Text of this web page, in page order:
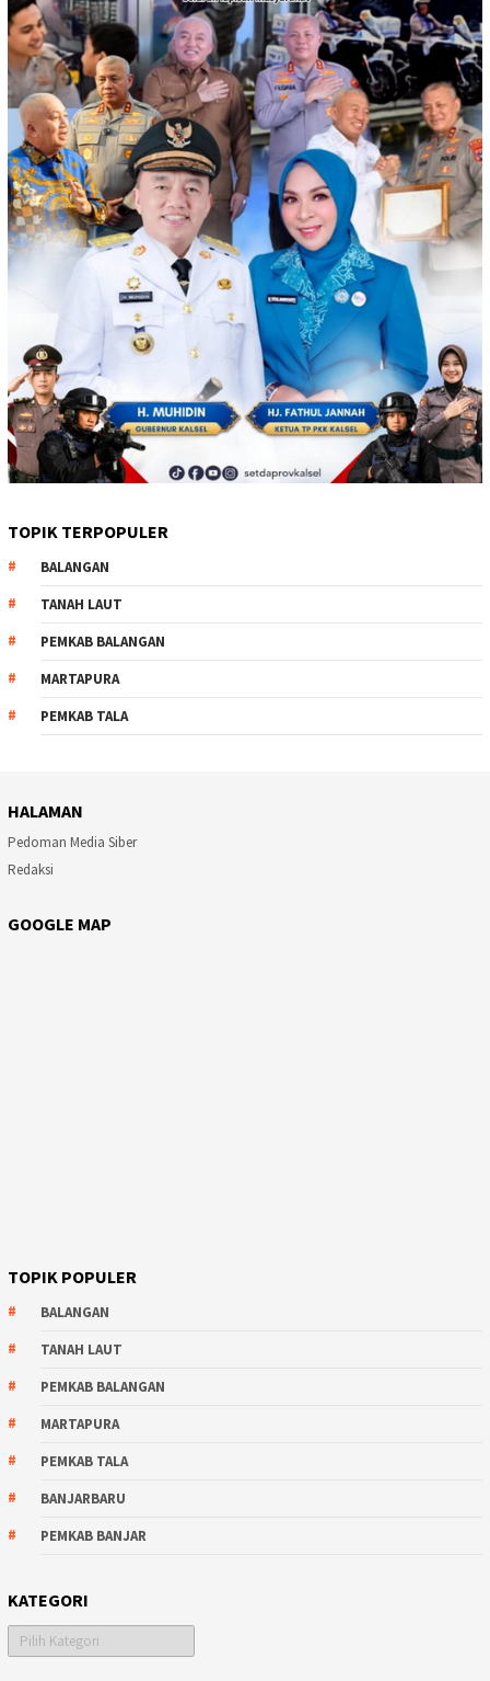
TOPIK TERPOPULER
BALANGAN
TANAH LAUT
PEMKAB BALANGAN
MARTAPURA
PEMKAB TALA
HALAMAN
Pedoman Media Siber
Redaksi
GOOGLE MAP
TOPIK POPULER
BALANGAN
TANAH LAUT
PEMKAB BALANGAN
MARTAPURA
PEMKAB TALA
BANJARBARU
PEMKAB BANJAR
KATEGORI
Kategori